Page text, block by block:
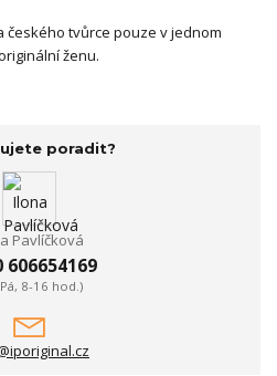
tvůrce pouze v jednom
ženu.
poradit?
Pavlíčková
606654169
8-16 hod.)